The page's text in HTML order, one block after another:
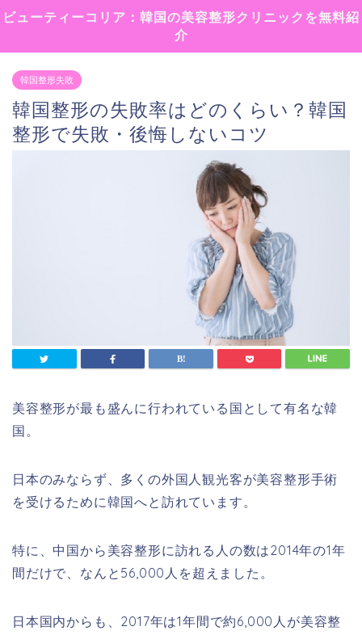
ビューティーコリア：韓国の美容整形クリニックを無料紹
介
韓国整形失敗
韓国整形の失敗率はどのくらい？韓国
整形で失敗・後悔しないコツ
美容整形が最も盛んに行われている国として有名な韓
国。
日本のみならず、多くの外国人観光客が美容整形手術
を受けるために韓国へと訪れています。
特に、中国から美容整形に訪れる人の数は2014年の1年
間だけで、なんと56,000人を超えました。
日本国内からも、2017年は1年間で約6,000人が美容整